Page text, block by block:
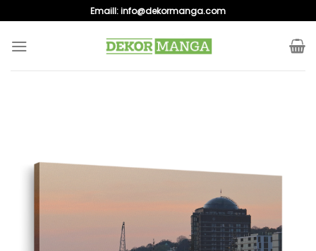
to
content
Emaill:info@dekormanga.com